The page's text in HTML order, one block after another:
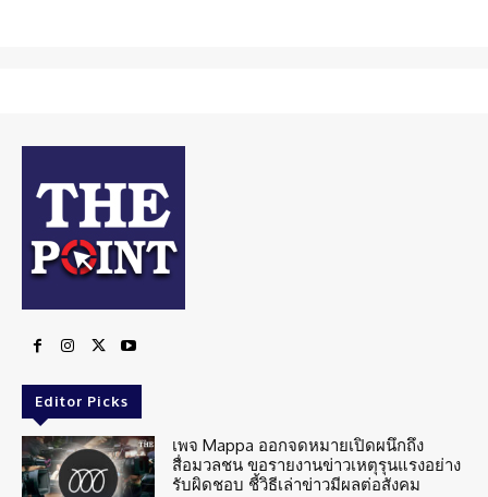
Editor Picks
เพจ Mappa ออกจดหมายเปิดผนึกถึง
สื่อมวลชน ขอรายงานข่าวเหตุรุนแรงอย่าง
รับผิดชอบ ชี้วิธีเล่าข่าวมีผลต่อสังคม